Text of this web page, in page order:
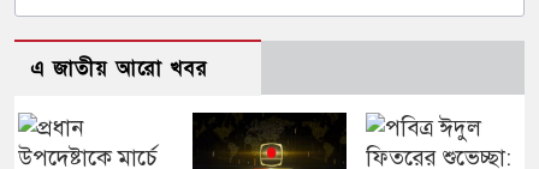
এ জাতীয় আরো খবর